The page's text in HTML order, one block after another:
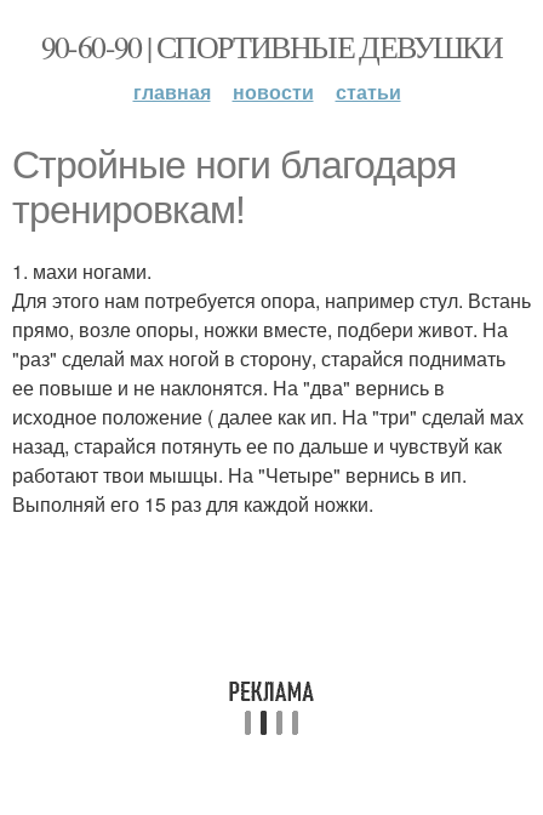
90-60-90 | СПОРТИВНЫЕ ДЕВУШКИ
главная новости статьи
Стройные ноги благодаря
тренировкам!
1. махи ногами.
Для этого нам потребуется опора, например стул. Встань
прямо, возле опоры, ножки вместе, подбери живот. На
"раз" сделай мах ногой в сторону, старайся поднимать
ее повыше и не наклонятся. На "два" вернись в
исходное положение ( далее как ип. На "три" сделай мах
назад, старайся потянуть ее по дальше и чувствуй как
работают твои мышцы. На "Четыре" вернись в ип.
Выполняй его 15 раз для каждой ножки.